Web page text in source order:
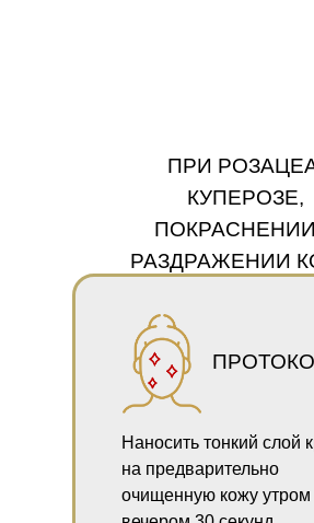
ПРИ
КУПЕРОЗЕ,
РАЗДРАЖЕНИИ
Наносить тонкий слой
на предварительно
очищенную кожу утром